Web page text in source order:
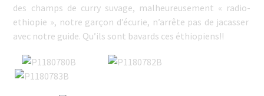
des champs de curry suvage, malheureusement « radio-
ethiopie », notre garçon d’écurie, n’arrête pas de jacasser
avec notre guide. Qu’ils sont bavards ces éthiopiens!!